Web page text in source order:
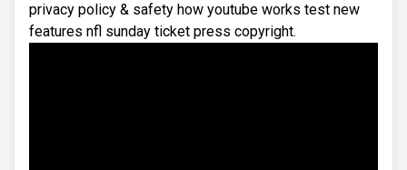
privacy policy & safety how youtube works test new
features nfl sunday ticket press copyright.